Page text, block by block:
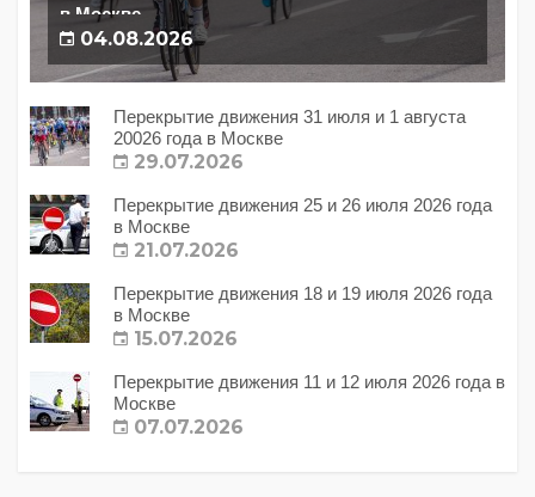
в Москве
04.08.2026
Перекрытие движения 31 июля и 1 августа
20026 года в Москве
29.07.2026
Перекрытие движения 25 и 26 июля 2026 года
в Москве
21.07.2026
Перекрытие движения 18 и 19 июля 2026 года
в Москве
15.07.2026
Перекрытие движения 11 и 12 июля 2026 года в
Москве
07.07.2026